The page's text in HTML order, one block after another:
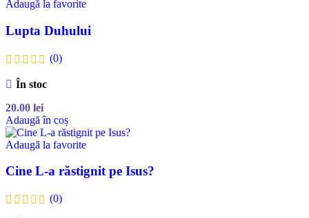
Adaugă la favorite
Lupta Duhului
(0)
În stoc
20.00 lei
Adaugă în coș
Adaugă la favorite
Cine L-a răstignit pe Isus?
(0)